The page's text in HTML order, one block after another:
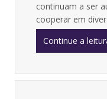
continuam a ser
cooperar em
Continue a